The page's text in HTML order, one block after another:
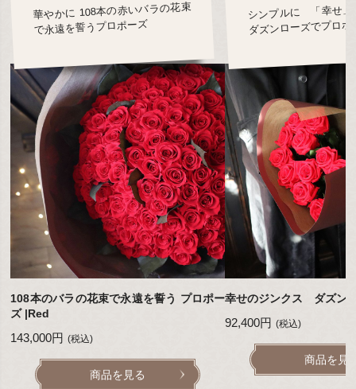
華やかに 108本の赤いバラの花束
で永遠を誓うプロポーズ
108本のバラの花束で永遠を誓う プロポー
ズ |Red
143,000円 (税込)
商品を見る
シンプルに 「幸せ」
ダズンローズでプロポ
幸せのジンクス ダズン
92,400円 (税込)
商品を見